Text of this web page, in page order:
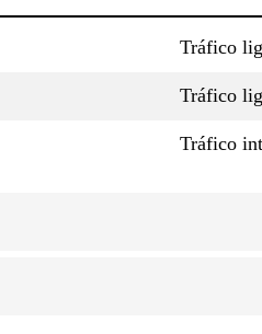
Tráfico
Tráfico
Tráfico